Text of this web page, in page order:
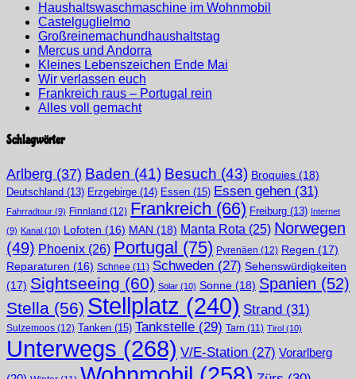
Haushaltswaschmaschine im Wohnmobil
Castelguglielmo
Großreinemachundhaushaltstag
Mercus und Andorra
Kleines Lebenszeichen Ende Mai
Wir verlassen euch
Frankreich raus – Portugal rein
Alles voll gemacht
Schlagwörter
Arlberg (37) Baden (41) Besuch (43) Broquies (18)
Deutschland (13) Erzgebirge (14) Essen (15) Essen gehen (31)
Fahrradtour (9) Finnland (12) Frankreich (66) Freiburg (13) Internet
(9) Kanal (10) Lofoten (16) MAN (18) Manta Rota (25) Norwegen
(49) Phoenix (26) Portugal (75) Pyrenäen (12) Regen (17)
Reparaturen (16) Schnee (11) Schweden (27) Sehenswürdigkeiten
(17) Sightseeing (60) Solar (10) Sonne (18) Spanien (52)
Stella (56) Stellplatz (240) Strand (31)
Sulzemoos (12) Tanken (15) Tankstelle (29) Tarn (11) Tirol (10)
Unterwegs (268) V/E-Station (27) Vorarlberg